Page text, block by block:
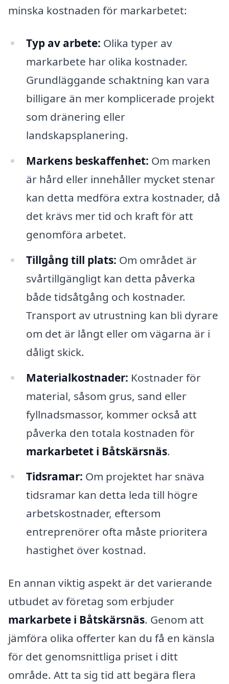
minska kostnaden för markarbetet:
Typ av arbete: Olika typer av
markarbete har olika kostnader.
Grundläggande schaktning kan vara
billigare än mer komplicerade projekt
som dränering eller
landskapsplanering.
Markens beskaffenhet: Om marken
är hård eller innehåller mycket stenar
kan detta medföra extra kostnader, då
det krävs mer tid och kraft för att
genomföra arbetet.
Tillgång till plats: Om området är
svårtillgängligt kan detta påverka
både tidsåtgång och kostnader.
Transport av utrustning kan bli dyrare
om det är långt eller om vägarna är i
dåligt skick.
Materialkostnader: Kostnader för
material, såsom grus, sand eller
fyllnadsmassor, kommer också att
påverka den totala kostnaden för
markarbetet i Båtskärsnäs.
Tidsramar: Om projektet har snäva
tidsramar kan detta leda till högre
arbetskostnader, eftersom
entreprenörer ofta måste prioritera
hastighet över kostnad.
En annan viktig aspekt är det varierande
utbudet av företag som erbjuder
markarbete i Båtskärsnäs. Genom att
jämföra olika offerter kan du få en känsla
för det genomsnittliga priset i ditt
område. Att ta sig tid att begära flera